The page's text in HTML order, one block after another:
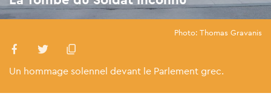
Photo: Thomas Gravanis
Un hommage solennel devant le Parlement grec.